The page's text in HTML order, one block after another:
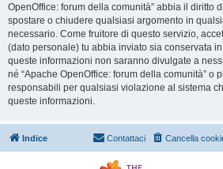
OpenOffice: forum della comunità” abbia il diritto
spostare o chiudere qualsiasi argomento in
necessario. Come fruitore di questo servizio,
(dato personale) tu abbia inviato sia conservata
queste informazioni non saranno divulgate a
né “Apache OpenOffice: forum della comunità” o
responsabili per qualsiasi violazione al sistema
queste informazioni.
Indice Cancella
Contattaci